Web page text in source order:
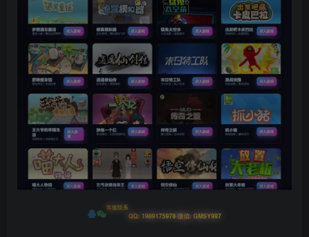
客服联系
QQ: 1989175978微信: GMSY997